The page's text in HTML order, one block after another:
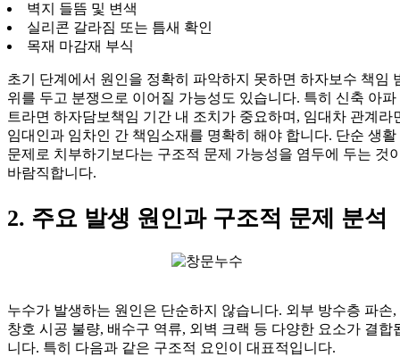
벽지 들뜸 및 변색
실리콘 갈라짐 또는 틈새 확인
목재 마감재 부식
초기 단계에서 원인을 정확히 파악하지 못하면 하자보수 책임
위를 두고 분쟁으로 이어질 가능성도 있습니다. 특히 신축 아파
트라면 하자담보책임 기간 내 조치가 중요하며, 임대차 관계라
임대인과 임차인 간 책임소재를 명확히 해야 합니다. 단순 생활
문제로 치부하기보다는 구조적 문제 가능성을 염두에 두는 것
바람직합니다.
2. 주요 발생 원인과 구조적 문제 분석
누수가 발생하는 원인은 단순하지 않습니다. 외부 방수층 파손,
창호 시공 불량, 배수구 역류, 외벽 크랙 등 다양한 요소가 결합
니다. 특히 다음과 같은 구조적 요인이 대표적입니다.